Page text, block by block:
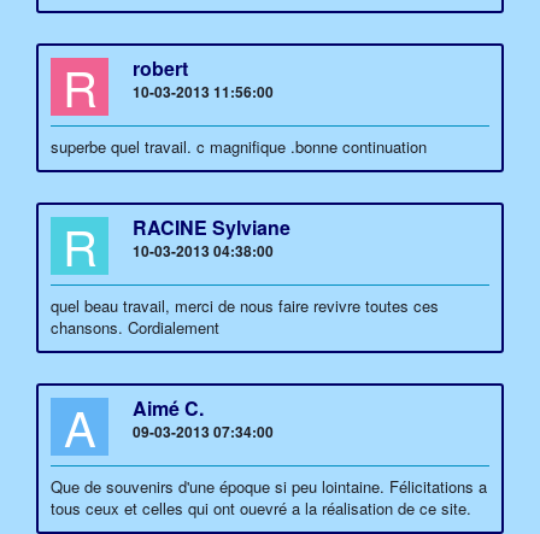
R robert
10-03-2013 11:56:00
superbe quel travail. c magnifique .bonne continuation
R RACINE Sylviane
10-03-2013 04:38:00
quel beau travail, merci de nous faire revivre toutes ces
chansons. Cordialement
A Aimé C.
09-03-2013 07:34:00
Que de souvenirs d'une époque si peu lointaine. Félicitations a
tous ceux et celles qui ont ouevré a la réalisation de ce site.